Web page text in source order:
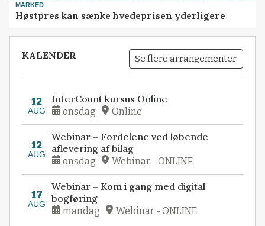
MARKED
Høstpres kan sænke hvedeprisen yderligere
KALENDER Se flere arrangementer
12
AUG
InterCount kursus Online
onsdag Online
12
AUG
Webinar – Fordelene ved løbende
aflevering af bilag
onsdag Webinar - ONLINE
17
AUG
Webinar – Kom i gang med digital
bogføring
mandag Webinar - ONLINE